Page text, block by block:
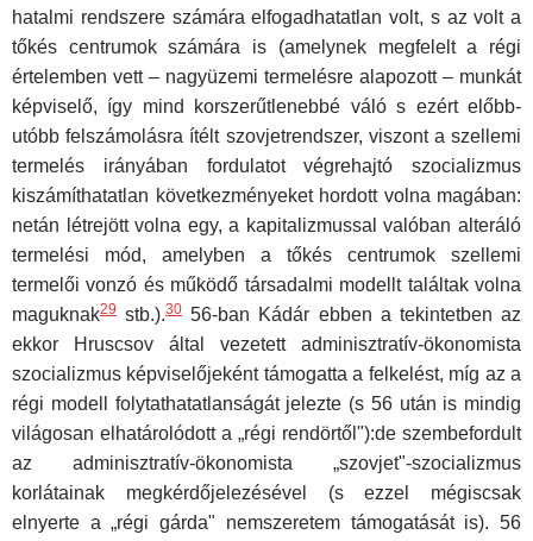
hatalmi rend­szere számára elfogadhatatlan volt, s az volt a
tőkés centrumok számá­ra is (amelynek megfelelt a régi
értelemben vett – nagyüzemi termelésre alapozott – munkát
képviselő, így mind korszerűtlenebbé váló s ezért előbb-
utóbb felszámolásra ítélt szovjetrendszer, viszont a szellemi
ter­melés irányában fordulatot végrehajtó szocializmus
kiszámíthatatlan kö­vetkezményeket hordott volna magában:
netán létrejött volna egy, a ka­pitalizmussal valóban alteráló
termelési mód, amelyben a tőkés centru­mok szellemi
termelői vonzó és működő társadalmi modellt találtak vol­na
maguknak29 stb.).3056-ban Kádár ebben a tekintetben az
ekkor Hruscsov által vezetett adminisztratív-ökonomista
szocializmus képvi­selőjeként támogatta a felkelést, míg az a
régi modell folytathatatlanságát jelezte (s 56 után is mindig
világosan elhatárolódott a „régi rendörtől"):de szembefordult
az adminisztratív-ökonomista „szovjet"-szocializmus
korlátainak megkérdőjelezésével (s ezzel mégiscsak
elnyerte a „régi gárda" nemszeretem támogatását is). 56